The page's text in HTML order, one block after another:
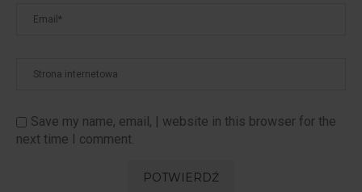
Save my name, email, | website in this browser for the
next time I comment.